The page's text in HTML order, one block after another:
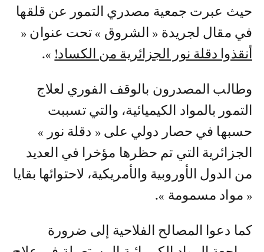
حيث عبرت جمعية مصدري التمور عن قلقها
في مقال لجريدة « الشروق » تحت عنوان «
أنقذوا دقلة نور الجزائرية من الكساد! ».
وطالب المصدرون بالوقف الفوري لعلاج
التمور بالمواد الكيميائية، والتي تسببت
حسبها في حصار دولي على « دقلة نور »
الجزائرية التي تم حظرها مؤخرا في العديد
من الدول الأوروبية والأمريكية، لاحتوائها بقايا
« مواد مسمومة ».
كما دعوا المصالح الفلاحية إلى ضرورة